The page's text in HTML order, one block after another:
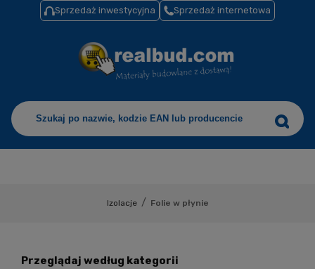
Sprzedaż inwestycyjna Sprzedaż internetowa
Izolacje / Folie w płynie
Przeglądaj według kategorii